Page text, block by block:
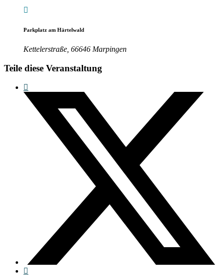
Parkplatz am Härtelwald
Kettelerstraße, 66646 Marpingen
Teile diese Veranstaltung